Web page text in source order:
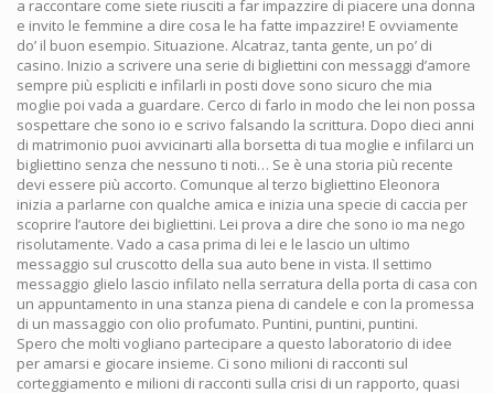
a raccontare come siete riusciti a far impazzire di piacere una donna
e invito le femmine a dire cosa le ha fatte impazzire! E ovviamente
do’ il buon esempio. Situazione. Alcatraz, tanta gente, un po’ di
casino. Inizio a scrivere una serie di bigliettini con messaggi d’amore
sempre più espliciti e infilarli in posti dove sono sicuro che mia
moglie poi vada a guardare. Cerco di farlo in modo che lei non possa
sospettare che sono io e scrivo falsando la scrittura. Dopo dieci anni
di matrimonio puoi avvicinarti alla borsetta di tua moglie e infilarci un
bigliettino senza che nessuno ti noti… Se è una storia più recente
devi essere più accorto. Comunque al terzo bigliettino Eleonora
inizia a parlarne con qualche amica e inizia una specie di caccia per
scoprire l’autore dei bigliettini. Lei prova a dire che sono io ma nego
risolutamente. Vado a casa prima di lei e le lascio un ultimo
messaggio sul cruscotto della sua auto bene in vista. Il settimo
messaggio glielo lascio infilato nella serratura della porta di casa con
un appuntamento in una stanza piena di candele e con la promessa
di un massaggio con olio profumato. Puntini, puntini, puntini.
Spero che molti vogliano partecipare a questo laboratorio di idee
per amarsi e giocare insieme. Ci sono milioni di racconti sul
corteggiamento e milioni di racconti sulla crisi di un rapporto, quasi